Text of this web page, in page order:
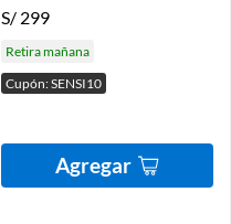
S/ 299
Retira mañana
Cupón: SENSI10
Agregar